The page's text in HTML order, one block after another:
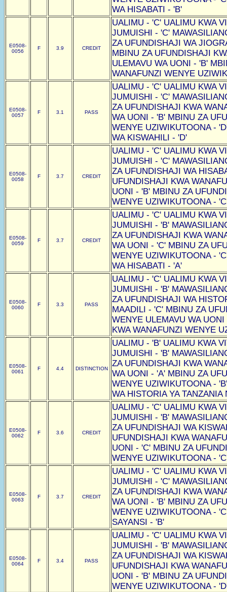
WA HISABATI - 'B'
E0508-
0056
F 3.9 CREDIT
UALIMU - 'C' UALIMU KWA
JUMUISHI - 'C'
ZA UFUNDISHAJI WA
MBINU ZA UFUNDISHAJI
ULEMAVU WA UONI - 'B'
WANAFUNZI WENYE
E0508-
0057
F 3.1 PASS
UALIMU - 'C' UALIMU KWA
JUMUISHI - 'C'
ZA UFUNDISHAJI KWA
WA UONI - 'B' MBINU ZA
WENYE UZIWIKUTOONA -
WA KISWAHILI - 'D'
E0508-
0058
F 3.7 CREDIT
UALIMU - 'C' UALIMU KWA
JUMUISHI - 'C'
ZA UFUNDISHAJI WA
UFUNDISHAJI KWA
UONI - 'B' MBINU ZA
WENYE UZIWIKUTOONA -
E0508-
0059
F 3.7 CREDIT
UALIMU - 'C' UALIMU KWA
JUMUISHI - 'B'
ZA UFUNDISHAJI KWA
WA UONI - 'C' MBINU ZA
WENYE UZIWIKUTOONA -
WA HISABATI - 'A'
E0508-
0060
F 3.3 PASS
UALIMU - 'C' UALIMU KWA
JUMUISHI - 'B'
ZA UFUNDISHAJI WA
MAADILI - 'C' MBINU ZA
WENYE ULEMAVU WA
KWA WANAFUNZI WENYE
E0508-
0061
F 4.4 DISTINCTION
UALIMU - 'B' UALIMU KWA
JUMUISHI - 'B'
ZA UFUNDISHAJI KWA
WA UONI - 'A' MBINU ZA
WENYE UZIWIKUTOONA -
WA HISTORIA YA TANZANIA
E0508-
0062
F 3.6 CREDIT
UALIMU - 'C' UALIMU KWA
JUMUISHI - 'B'
ZA UFUNDISHAJI WA
UFUNDISHAJI KWA
UONI - 'C' MBINU ZA
WENYE UZIWIKUTOONA -
E0508-
0063
F 3.7 CREDIT
UALIMU - 'C' UALIMU KWA
JUMUISHI - 'C'
ZA UFUNDISHAJI KWA
WA UONI - 'B' MBINU ZA
WENYE UZIWIKUTOONA -
SAYANSI - 'B'
E0508-
0064
F 3.4 PASS
UALIMU - 'C' UALIMU KWA
JUMUISHI - 'B'
ZA UFUNDISHAJI WA
UFUNDISHAJI KWA
UONI - 'B' MBINU ZA
WENYE UZIWIKUTOONA -